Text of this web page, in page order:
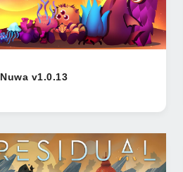
Nuwa v1.0.13